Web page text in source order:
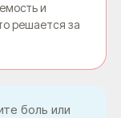
и
решается за
боль или